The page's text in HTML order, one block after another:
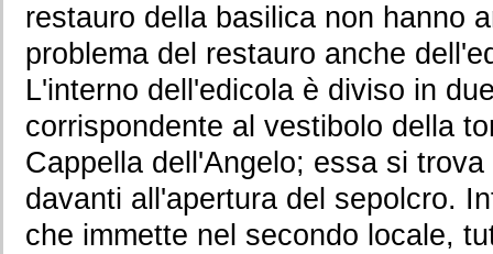
restauro della basilica non hanno
problema del restauro anche
L'interno dell'edicola è diviso in
corrispondente al vestibolo della
Cappella dell'Angelo; essa si
davanti all'apertura del sepolcro.
che immette nel secondo locale,